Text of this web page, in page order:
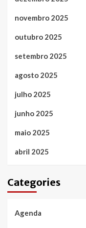
novembro 2025
outubro 2025
setembro 2025
agosto 2025
julho 2025
junho 2025
maio 2025
abril 2025
Categories
Agenda